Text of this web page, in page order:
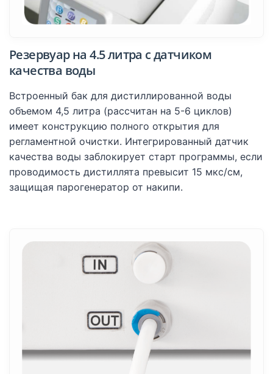
Резервуар на 4.5 литра с датчиком
качества воды
Встроенный бак для дистиллированной воды
объемом 4,5 литра (рассчитан на 5-6 циклов)
имеет конструкцию полного открытия для
регламентной очистки. Интегрированный датчик
качества воды заблокирует старт программы, если
проводимость дистиллята превысит 15 мкс/см,
защищая парогенератор от накипи.